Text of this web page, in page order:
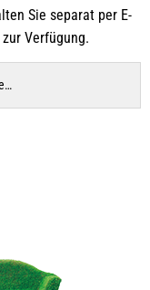
Sie separat per E-
Verfügung.